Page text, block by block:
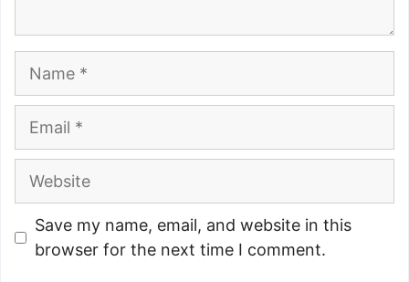
Website
Save my name, email, and website in this
browser for the next time I comment.